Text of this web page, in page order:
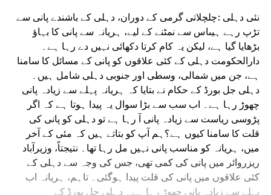
نئی دہلی :چلچلاتی گرمی کے دوران، دہلی کے باشندے پانی سے
تڑپ رہے ہیںاس سے نمٹنے کے لیے، ہریانہ سے پانی کا بہاؤ
بڑھایا گیا ہے، لیکن یہ کام کرتا دکھائی نہیں دے رہا ہے۔
دارالحکومت دہلی کے کئی علاقوں کو پانی کے مسائل کا سامنا
ہے، جن میں شمالی، وسطی اور جنوبی دہلی شامل ہیں۔
دہلی جل بورڈ کے حکام نے بتایا کہ ہریانہ پہلے سے زیادہ پانی
چھوڑ رہا ہے۔ اب سب سے بڑا سوال یہ پیدا ہوتا ہے کہ اگر
پڑوسی ریاست سے زیادہ پانی آ رہا ہے تو دہلی کو پانی کی
قلت کا سامنا کیوں ہے؟ہم آپ کو بتاتے ہیں کہ مئی کے آخر
میں، ہریانہ کو مناسب پانی نہیں مل رہا تھا۔ نتیجتاً، وزیرآباد
ریزروائر میں پانی کی کمی تھی، جس کی وجہ سے دہلی کے
کئی علاقوں میں پانی کی قلت پیدا ہوگئی۔ تاہم، ہریانہ اب
پہلے سے زیادہ پانی چھوڑ رہا ہے۔ دہلی جل بورڈ کے